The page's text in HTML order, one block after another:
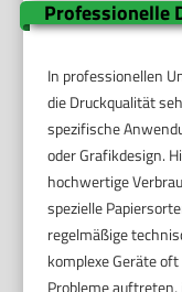
Professionelle
In professionellen
die Druckqualität
spezifische
oder Grafikdesign.
hochwertige
spezielle
regelmäßige
komplexe Geräte